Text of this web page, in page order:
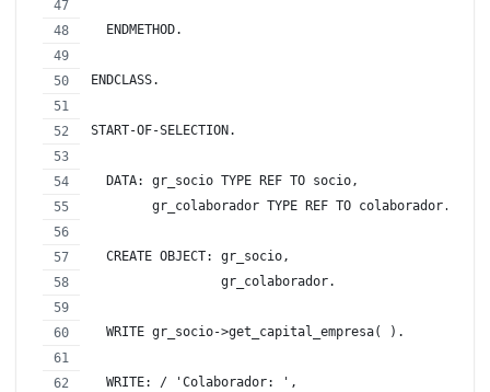
  ENDMETHOD.
ENDCLASS.
START-OF-SELECTION.
  DATA: gr_socio TYPE REF TO socio,
        gr_colaborador TYPE REF TO colaborador.
  CREATE OBJECT: gr_socio,
                 gr_colaborador.
  WRITE gr_socio->get_capital_empresa( ).
  WRITE: / 'Colaborador: ',